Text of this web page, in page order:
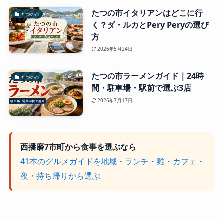
たつの市
たつの市イタリアンはどこに行
く？ダ・ルカとPery Peryの選び
方
2026年5月24日
たつの市
たつの市ラーメンガイド｜24時
間・駐車場・駅前で選ぶ3店
2026年7月17日
西播磨7市町から食事を選ぶなら
41本のグルメガイドを地域・ランチ・麺・カフェ・
夜・持ち帰りから選ぶ